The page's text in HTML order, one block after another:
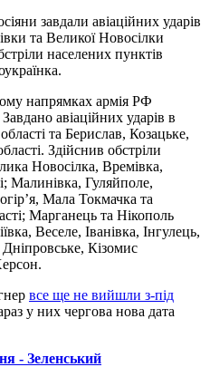
завдали авіаційних ударів
та Великої Новосілки
населених пунктів
напрямках армія РФ
авіаційних ударів в
та Берислав, Козацьке,
Здійснив обстріли
Новосілка, Времівка,
Малинівка, Гуляйполе,
Мала Токмачка та
Марганець та Нікополь
Веселе, Іванівка, Інгулець,
Кізомис
все ще не вийшли з-під
у них чергова нова дата
- Зеленський